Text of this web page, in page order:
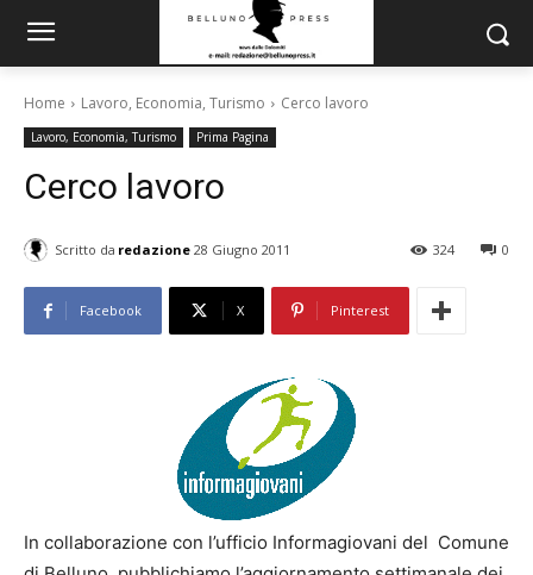
Home Lavoro, Economia, Turismo Cerco lavoro
Lavoro, Economia, Turismo Prima Pagina
Cerco lavoro
Scritto da redazione 28 Giugno 2011 0
324
Facebook X Pinterest
In collaborazione con l’ufficio Informagiovani del Comune